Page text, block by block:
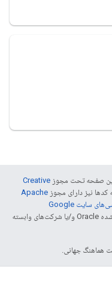
این صفحه تحت مجوز Creative
کدها نیز دارای مجوز Apache
خطمشی‌های سایت Google
مراجعه کنید. جاوا علامت تجاری ثبت‌شده Oracle و/یا شرکت‌های وابسته